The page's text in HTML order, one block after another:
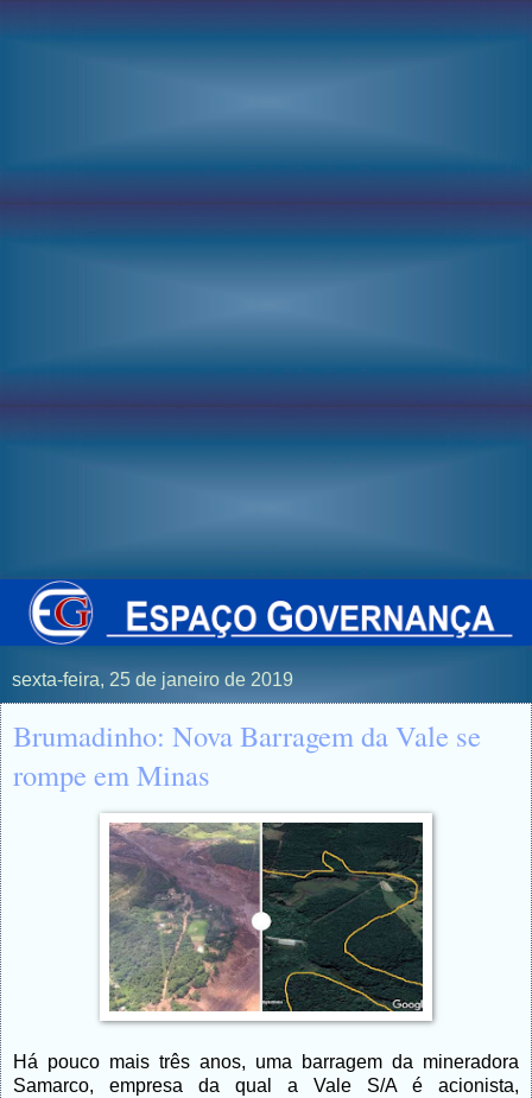
sexta-feira, 25 de janeiro de 2019
Brumadinho: Nova Barragem da Vale se
rompe em Minas
Há pouco mais três anos, uma barragem da mineradora
Samarco, empresa da qual a Vale S/A é acionista,